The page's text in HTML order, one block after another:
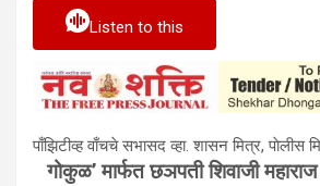
Listen to this
पाँझिटीव्ह वाँचचे सभासद व्हा. शासन मित्र, पाेलीस
गोकुळ’ मार्फत छञपती शिवाजी